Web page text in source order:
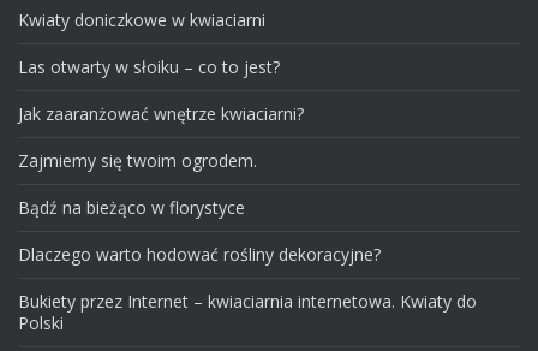
Kwiaty doniczkowe w kwiaciarni
Las otwarty w słoiku – co to jest?
Jak zaaranżować wnętrze kwiaciarni?
Zajmiemy się twoim ogrodem.
Bądź na bieżąco w florystyce
Dlaczego warto hodować rośliny dekoracyjne?
Bukiety przez Internet – kwiaciarnia internetowa. Kwiaty do
Polski